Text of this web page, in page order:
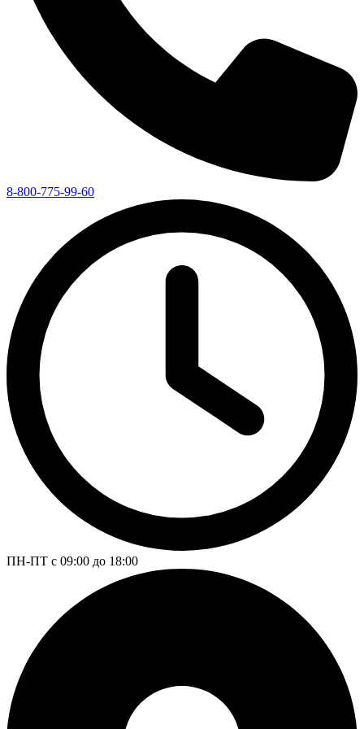
8-800-775-99-60
ПН-ПТ с 09:00 до 18:00